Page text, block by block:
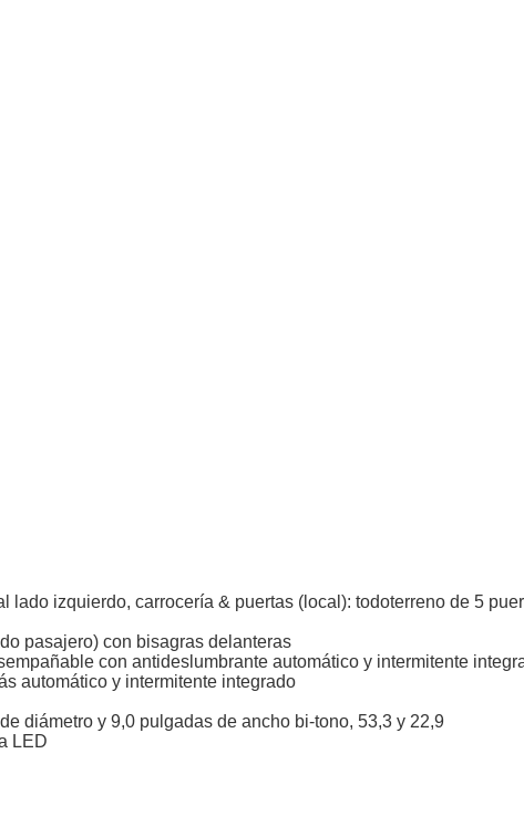
izquierdo, carrocería & puertas (local): todoterreno de 5
pasajero) con bisagras delanteras
con antideslumbrante automático y intermitente
automático y intermitente integrado
diámetro y 9,0 pulgadas de ancho bi-tono, 53,3 y 22,9
LED